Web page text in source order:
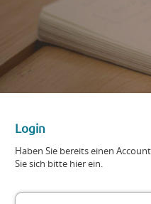
Login
Haben Sie bereits einen
Sie sich bitte hier ein.